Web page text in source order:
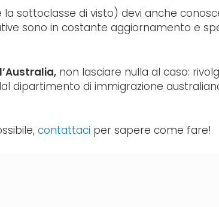
la sottoclasse di visto) devi anche
sono in costante aggiornamento e
non lasciare nulla al caso:
dipartimento di immigrazione
contattaci per sapere come fare!